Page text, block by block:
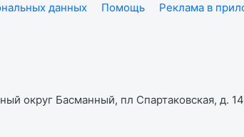
данных Помощь Реклама в
округ Басманный, пл Спартаковская, д.